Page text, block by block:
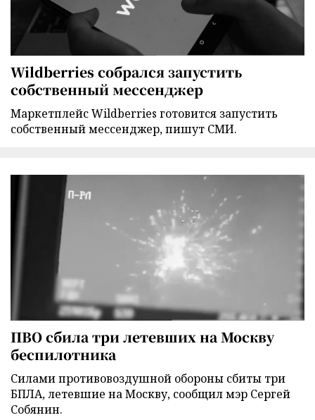
Wildberries собрался запустить
собственный мессенджер
Маркетплейс Wildberries готовится запустить
собственный мессенджер, пишут СМИ.
ПВО сбила три летевших на Москву
беспилотника
Силами противовоздушной обороны сбиты три
БПЛА, летевшие на Москву, сообщил мэр Сергей
Собянин.